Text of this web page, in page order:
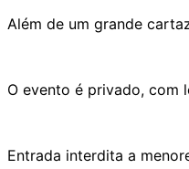
Além de um grande
O evento é privado, com
Entrada interdita a